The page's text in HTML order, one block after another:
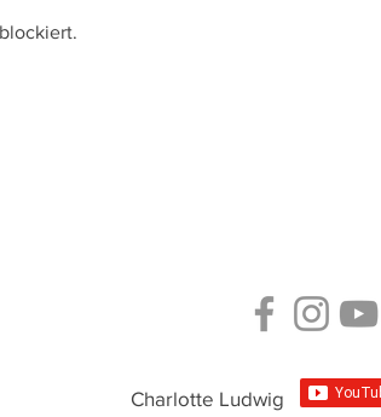
Charlotte Ludwig